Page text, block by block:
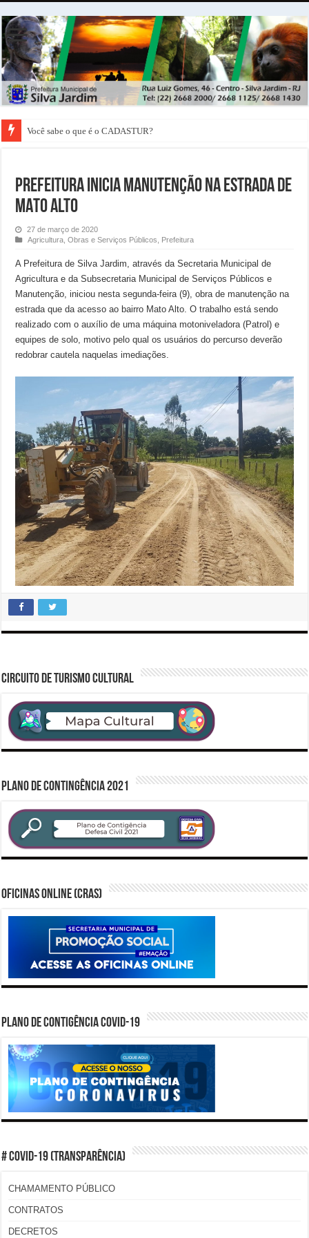
Você sabe o que é o CADASTUR?
PREFEITURA INICIA MANUTENÇÃO NA ESTRADA DE
MATO ALTO
27 de março de 2020
Agricultura ,Obras e Serviços Públicos Prefeitura
A Prefeitura de Silva Jardim, através da Secretaria Municipal de
Agricultura e da Subsecretaria Municipal de Serviços Públicos e
Manutenção, iniciou nesta segunda-feira (9), obra de manutenção na
estrada que da acesso ao bairro Mato Alto. O trabalho está sendo
realizado com o auxílio de uma máquina motoniveladora (Patrol) e
equipes de solo, motivo pelo qual os usuários do percurso deverão
redobrar cautela naquelas imediações.
CIRCUITO DE TURISMO CULTURAL
PLANO DE CONTINGÊNCIA 2021
Oficinas Online (CRAS)
PLANO DE CONTIGÊNCIA COVID-19
# COVID-19 (TRANSPARÊNCIA)
CHAMAMENTO PÚBLICO
CONTRATOS
DECRETOS